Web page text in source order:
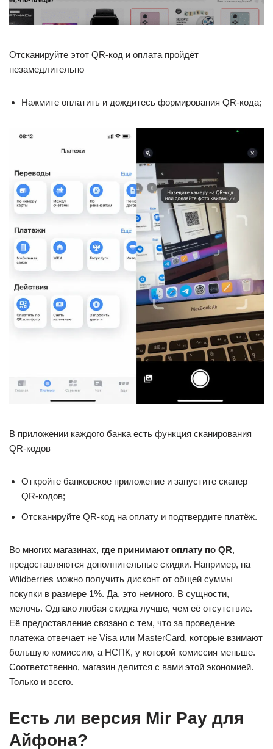
Отсканируйте этот QR-код и оплата пройдёт
незамедлительно
Нажмите оплатить и дождитесь формирования QR-кода;
В приложении каждого банка есть функция сканирования
QR-кодов
Откройте банковское приложение и запустите сканер
QR-кодов;
Отсканируйте QR-код на оплату и подтвердите платёж.
Во многих магазинах, где принимают оплату по QR,
предоставляются дополнительные скидки. Например, на
Wildberries можно получить дисконт от общей суммы
покупки в размере 1%. Да, это немного. В сущности,
мелочь. Однако любая скидка лучше, чем её отсутствие.
Её предоставление связано с тем, что за проведение
платежа отвечает не Visa или MasterCard, которые взимают
большую комиссию, а НСПК, у которой комиссия меньше.
Соответственно, магазин делится с вами этой экономией.
Только и всего.
Есть ли версия Mir Pay для
Айфона?